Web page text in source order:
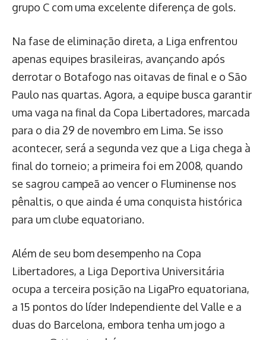
grupo C com uma excelente diferença de gols.
Na fase de eliminação direta, a Liga enfrentou
apenas equipes brasileiras, avançando após
derrotar o Botafogo nas oitavas de final e o São
Paulo nas quartas. Agora, a equipe busca garantir
uma vaga na final da Copa Libertadores, marcada
para o dia 29 de novembro em Lima. Se isso
acontecer, será a segunda vez que a Liga chega à
final do torneio; a primeira foi em 2008, quando
se sagrou campeã ao vencer o Fluminense nos
pênaltis, o que ainda é uma conquista histórica
para um clube equatoriano.
Além de seu bom desempenho na Copa
Libertadores, a Liga Deportiva Universitária
ocupa a terceira posição na LigaPro equatoriana,
a 15 pontos do líder Independiente del Valle e a
duas do Barcelona, embora tenha um jogo a